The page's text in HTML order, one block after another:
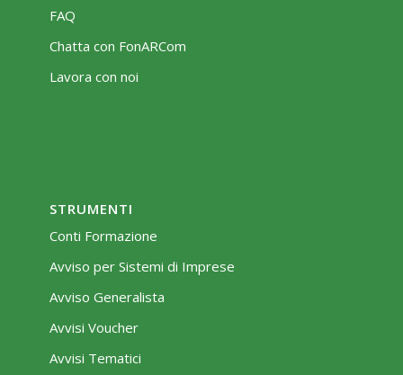
FAQ
Chatta con FonARCom
Lavora con noi
STRUMENTI
Conti Formazione
Avviso per Sistemi di Imprese
Avviso Generalista
Avvisi Voucher
Avvisi Tematici